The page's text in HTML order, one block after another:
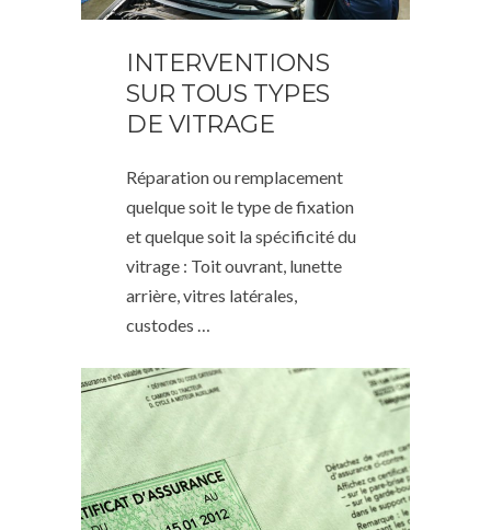
INTERVENTIONS
SUR TOUS TYPES
DE VITRAGE
Réparation ou remplacement
quelque soit le type de fixation
et quelque soit la spécificité du
vitrage : Toit ouvrant, lunette
arrière, vitres latérales,
custodes …